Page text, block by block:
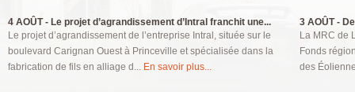
4 AOÛT - Le projet d’agrandissement d’Intral franchit une...
Le projet d’agrandissement de l’entreprise Intral, située sur le
boulevard Carignan Ouest à Princeville et spécialisée dans la
fabrication de fils en alliage d... En savoir plus...
3 AOÛT -
La MRC de
Fonds
des